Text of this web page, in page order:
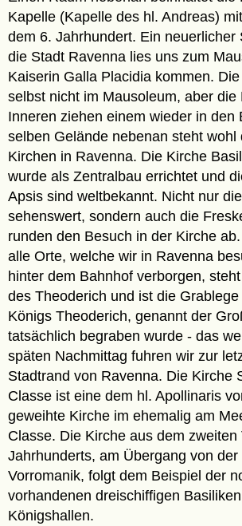
Kapelle (Kapelle des hl. Andreas)
dem 6. Jahrhundert. Ein neuerlicher
die Stadt Ravenna lies uns zum
Kaiserin Galla Placidia kommen.
selbst nicht im Mausoleum, aber die
Inneren ziehen einem wieder in den
selben Gelände nebenan steht
Kirchen in Ravenna. Die Kirche
wurde als Zentralbau errichtet und
Apsis sind weltbekannt. Nicht nur
sehenswert, sondern auch die
runden den Besuch in der Kirche
alle Orte, welche wir in Ravenna
hinter dem Bahnhof verborgen,
des Theoderich und ist die
Königs Theoderich, genannt der
tatsächlich begraben wurde - das
späten Nachmittag fuhren wir zur
Stadtrand von Ravenna. Die Kirche
Classe ist eine dem hl. Apollinaris
geweihte Kirche im ehemalig am
Classe. Die Kirche aus dem zweiten
Jahrhunderts, am Übergang von
Vorromanik, folgt dem Beispiel der
vorhandenen dreischiffigen
Königshallen.